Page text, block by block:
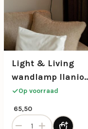
Light & Living
wandlamp Ilanio
hout met metaal
Op voorraad
65,50
Light & Living